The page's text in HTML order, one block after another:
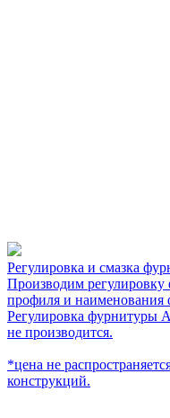
Регулировка и смазка
Производим
профиля и
Регулировка фурнитуры
не производится.
*цена не
конструкций.